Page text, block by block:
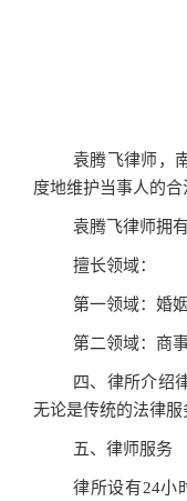
袁腾飞律师，
度地维护当事人的合
袁腾飞律师拥
擅长领域：
第一领域：婚
第二领域：商
四、律所介绍
无论是传统的法律
五、律师服务
律所设有24小